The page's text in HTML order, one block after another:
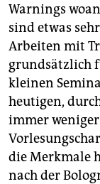
Warnings
sind etwas
Arbeiten mit
grundsätzlich
kleinen
heutigen,
immer
die Merkmale
nach der